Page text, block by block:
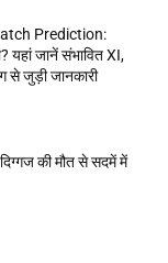
Prediction:
यहां जानें संभावित XI,
से जुड़ी जानकारी
की मौत से सदमें में